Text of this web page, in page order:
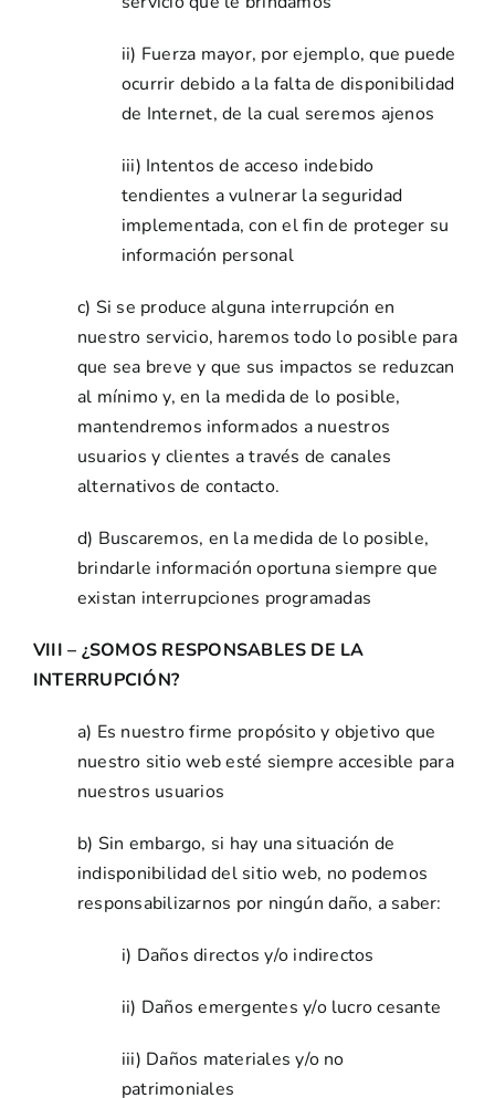
ii) Fuerza mayor, por ejemplo, que puede
ocurrir debido a la falta de disponibilidad
de Internet, de la cual seremos ajenos
iii) Intentos de acceso indebido
tendientes a vulnerar la seguridad
implementada, con el fin de proteger su
información personal
c) Si se produce alguna interrupción en
nuestro servicio, haremos todo lo posible para
que sea breve y que sus impactos se reduzcan
al mínimo y, en la medida de lo posible,
mantendremos informados a nuestros
usuarios y clientes a través de canales
alternativos de contacto.
d) Buscaremos, en la medida de lo posible,
brindarle información oportuna siempre que
existan interrupciones programadas
VIII – ¿SOMOS RESPONSABLES DE LA
INTERRUPCIÓN?
a) Es nuestro firme propósito y objetivo que
nuestro sitio web esté siempre accesible para
nuestros usuarios
b) Sin embargo, si hay una situación de
indisponibilidad del sitio web, no podemos
responsabilizarnos por ningún daño, a saber:
i) Daños directos y/o indirectos
ii) Daños emergentes y/o lucro cesante
iii) Daños materiales y/o no
patrimoniales